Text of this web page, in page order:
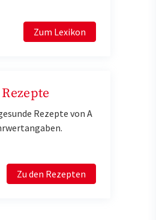
Zum Lexikon
Rezepte von A
Zu den Rezepten